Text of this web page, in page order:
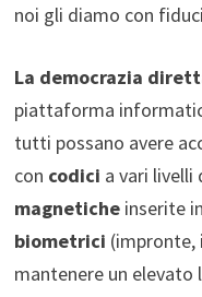
noi gli diamo con
La democrazia
piattaforma
tutti possano avere
con codici a vari livelli
magneticheinserite
biometrici (impronte,
mantenere un elevato